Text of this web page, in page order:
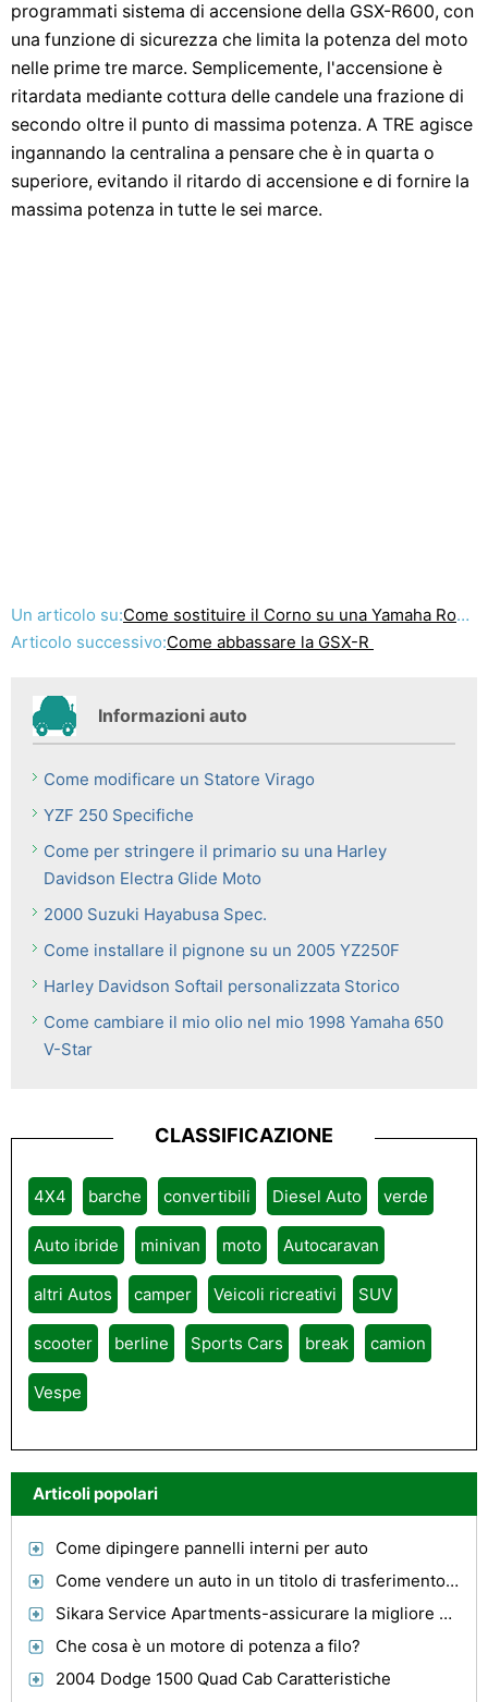
programmati sistema di accensione della GSX-R600, con
una funzione di sicurezza che limita la potenza del moto
nelle prime tre marce. Semplicemente, l'accensione è
ritardata mediante cottura delle candele una frazione di
secondo oltre il punto di massima potenza. A TRE agisce
ingannando la centralina a pensare che è in quarta o
superiore, evitando il ritardo di accensione e di fornire la
massima potenza in tutte le sei marce.
Un articolo su:Come sostituire il Corno su una Yamaha Road Star
Articolo successivo:Come abbassare la GSX-R
Informazioni auto
Come modificare un Statore Virago
YZF 250 Specifiche
Come per stringere il primario su una Harley
Davidson Electra Glide Moto
2000 Suzuki Hayabusa Spec.
Come installare il pignone su un 2005 YZ250F
Harley Davidson Softail personalizzata Storico
Come cambiare il mio olio nel mio 1998 Yamaha 650
V-Star
CLASSIFICAZIONE
4X4 barche convertibili Diesel Auto verde
Auto ibride minivan moto Autocaravan
altri Autos camper Veicoli ricreativi SUV
scooter berline Sports Cars break camion
Vespe
Articoli popolari
Come dipingere pannelli interni per auto
Come vendere un auto in un titolo di trasferimento a New York
Sikara Service Apartments-assicurare la migliore Sempre
Che cosa è un motore di potenza a filo?
2004 Dodge 1500 Quad Cab Caratteristiche